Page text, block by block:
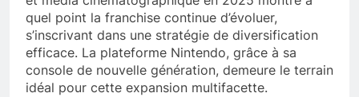
quel point la franchise continue d’évoluer,
s’inscrivant dans une stratégie de diversification
efficace. La plateforme Nintendo, grâce à sa
console de nouvelle génération, demeure le terrain
idéal pour cette expansion multifacette.